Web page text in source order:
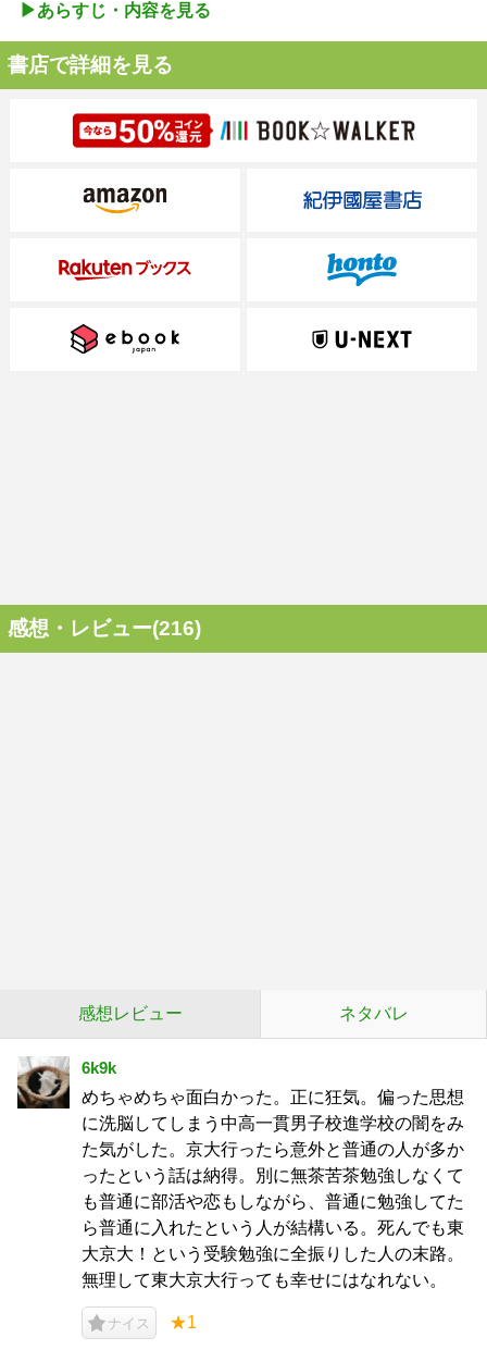
▶︎あらすじ・内容を見る
書店で詳細を見る
感想・レビュー(216)
感想レビュー ネタバレ
6k9k
めちゃめちゃ面白かった。正に狂気。偏った思想
に洗脳してしまう中高一貫男子校進学校の闇をみ
た気がした。京大行ったら意外と普通の人が多か
ったという話は納得。別に無茶苦茶勉強しなくて
も普通に部活や恋もしながら、普通に勉強してた
ら普通に入れたという人が結構いる。死んでも東
大京大！という受験勉強に全振りした人の末路。
無理して東大京大行っても幸せにはなれない。
ナイス ★1